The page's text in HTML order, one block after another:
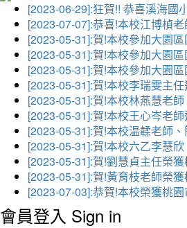
[2023-06-29]:狂賀!! 恭喜溪海國
[2023-07-07]:恭喜!本校江博楨
[2023-05-31]:賀!本校參加大園
[2023-05-31]:賀!本校參加大園
[2023-05-31]:賀!本校參加大園
[2023-05-31]:賀!本校李瑞雯主
[2023-05-31]:賀!本校林燕慧老
[2023-05-31]:賀!本校王心岑老
[2023-05-31]:賀!本校温韖老師
[2023-05-31]:賀!本校六乙李慧
[2023-05-31]:賀!劉慧貞主任榮
[2023-05-31]:賀!黃育枝老師榮
[2023-07-03]:恭賀!本校榮獲桃
會員登入 Sign in